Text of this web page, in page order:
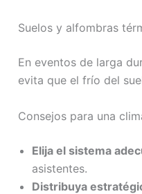
Suelos y alfombras
En eventos de larga
evita que el frío del
Consejos para una
Elija el sistema
asistentes.
Distribuya